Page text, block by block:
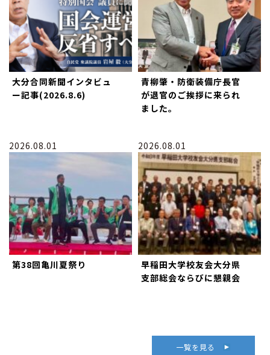
大分合同新聞インタビュ
ー記事(2026.8.6)
青柳肇・防衛装備庁長官
が退官のご挨拶に来られ
ました。
2026.08.01
第38回亀川夏祭り
2026.08.01
早稲田大学校友会大分県
支部総会ならびに懇親会
一覧を見る